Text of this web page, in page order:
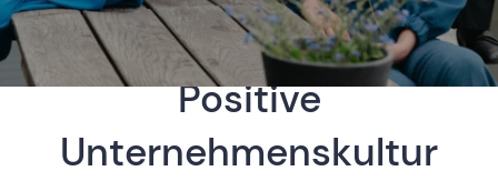
Gesunde Routinen
Positive
Unternehmenskultur